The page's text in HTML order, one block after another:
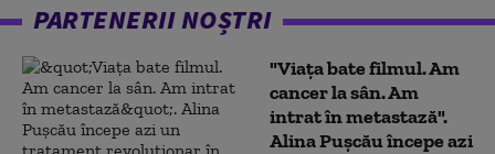
PARTENERII NOȘTRI
"Viața bate filmul. Am
cancer la sân. Am
intrat în metastază".
Alina Pușcău începe azi